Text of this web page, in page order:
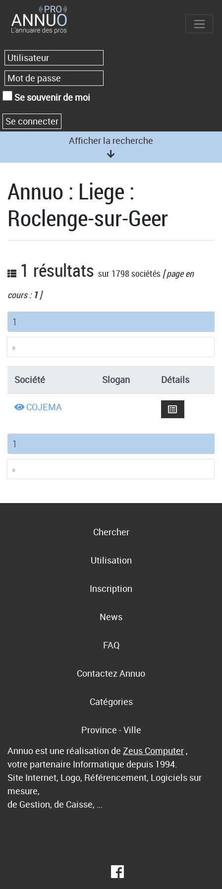
Se souvenir de moi
Afficher la recherche
Annuo : Liege :
Roclenge-sur-Geer
1 résultats sur 1798 sociétés [ page en
cours : 1]
1
»
Société Slogan Détails
COJEMA
1
»
Chercher
Utilisation
Inscription
News
FAQ
Contactez Annuo
Catégories
Province - Ville
Annuo est une réalisation de Zeus Computer ,
votre partenaire Informatique depuis 1994.
Site Internet, Logo, Référencement, Logiciels sur
mesure,
de Gestion, de Caisse, …